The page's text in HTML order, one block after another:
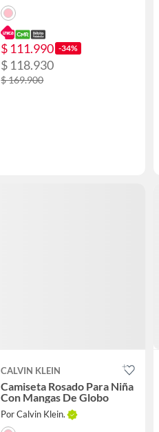
$ 111.990 -34%
$ 118.930
$ 169.900
CALVIN KLEIN
Camiseta Rosado Para Niña
Con Mangas De Globo
Por Calvin Klein.